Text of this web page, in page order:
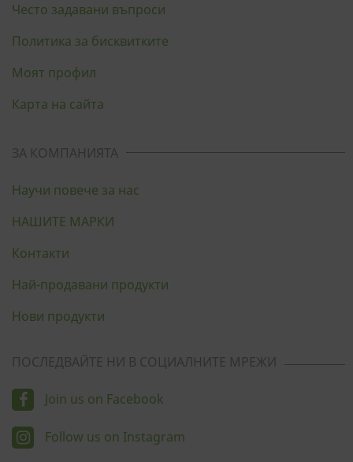
Често задавани въпроси
Политика за бисквитките
Моят профил
Карта на сайта
ЗА КОМПАНИЯТА
Научи повече за нас
НАШИТЕ МАРКИ
Контакти
Най-продавани продукти
Нови продукти
ПОСЛЕДВАЙТЕ НИ В СОЦИАЛНИТЕ МРЕЖИ
Join us on Facebook
Follow us on Instagram